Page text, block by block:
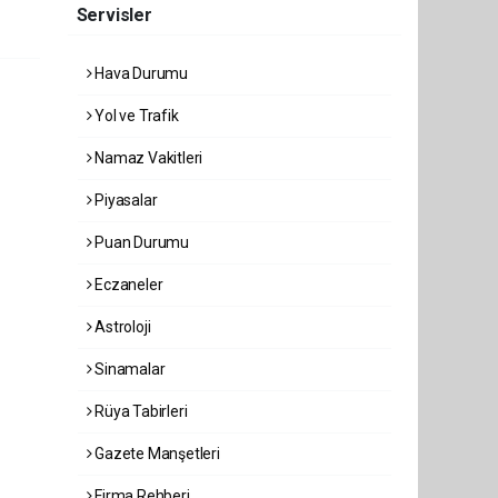
Servisler
Hava Durumu
Yol ve Trafik
Namaz Vakitleri
Piyasalar
Puan Durumu
Eczaneler
Astroloji
Sinamalar
Rüya Tabirleri
Gazete Manşetleri